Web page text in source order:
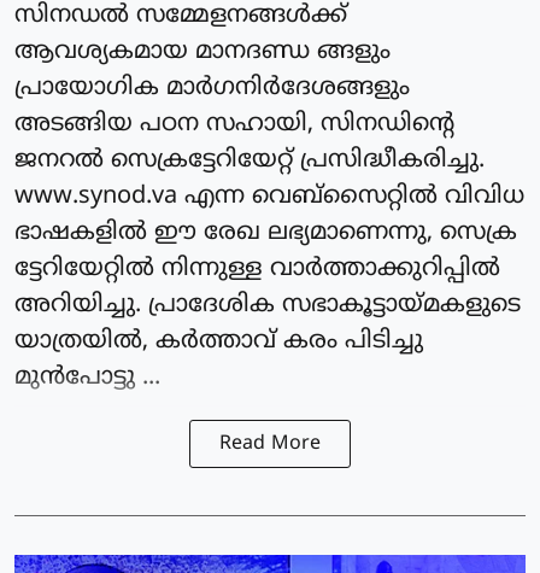
സിനഡല്‍ സമ്മേളനങ്ങള്‍ക്ക്
ആവശ്യകമായ മാനദണ്ഡ ങ്ങളും
പ്രായോഗിക മാർഗനിർദേശങ്ങളും
അടങ്ങിയ പഠന സഹായി, സിനഡിന്റെ
ജനറല്‍ സെക്രട്ടേറിയേറ്റ് പ്രസിദ്ധീകരിച്ചു.
www.synod.va എന്ന വെബ്സൈറ്റില്‍ വിവിധ
ഭാഷകളില്‍ ഈ രേഖ ലഭ്യമാണെന്നു, സെക്ര
ട്ടേറിയേറ്റില്‍ നിന്നുള്ള വാര്‍ത്താക്കുറിപ്പില്‍
അറിയിച്ചു. പ്രാദേശിക സഭാകൂട്ടായ്മകളുടെ
യാത്രയില്‍, കര്‍ത്താവ് കരം പിടിച്ചു
മുന്‍പോട്ടു ...
Read More